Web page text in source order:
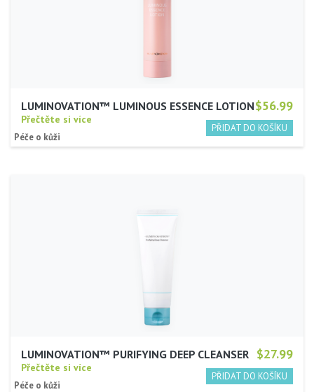
$56.99
LUMINOVATION™ LUMINOUS ESSENCE LOTION
Přečtěte si více
Péče o kůži
$27.99
LUMINOVATION™ PURIFYING DEEP CLEANSER
Přečtěte si více
Péče o kůži